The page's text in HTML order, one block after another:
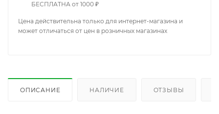
БЕСПЛАТНА от 1000 ₽
Цена действительна только для интернет-магазина и
может отличаться от цен в розничных магазинах
ОПИСАНИЕ НАЛИЧИЕ ОТЗЫВЫ